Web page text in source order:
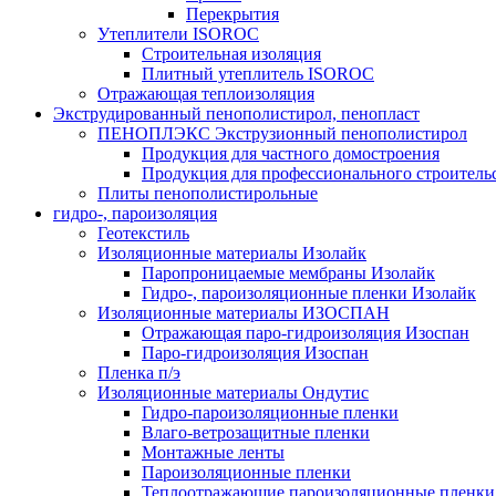
Перекрытия
Утеплители ISOROC
Строительная изоляция
Плитный утеплитель ISOROC
Отражающая теплоизоляция
Экструдированный пенополистирол, пенопласт
ПЕНОПЛЭКС Экструзионный пенополистирол
Продукция для частного домостроения
Продукция для профессионального
Плиты пенополистирольные
гидро-, пароизоляция
Геотекстиль
Изоляционные материалы Изолайк
Паропроницаемые мембраны Изолайк
Гидро-, пароизоляционные пленки Изолайк
Изоляционные материалы ИЗОСПАН
Отражающая паро-гидроизоляция Изоспан
Паро-гидроизоляция Изоспан
Пленка п/э
Изоляционные материалы Ондутис
Гидро-пароизоляционные пленки
Влаго-ветрозащитные пленки
Монтажные ленты
Пароизоляционные пленки
Теплоотражающие пароизоляционные пленки